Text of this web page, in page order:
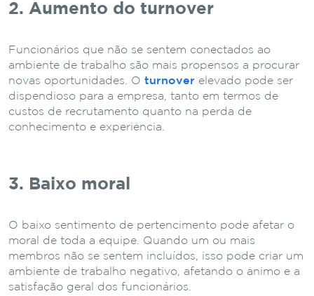
2. Aumento do turnover
Funcionários que não se sentem conectados ao
ambiente de trabalho são mais propensos a procurar
novas oportunidades. O turnover elevado pode ser
dispendioso para a empresa, tanto em termos de
custos de recrutamento quanto na perda de
conhecimento e experiência.
3. Baixo moral
O baixo sentimento de pertencimento pode afetar o
moral de toda a equipe. Quando um ou mais
membros não se sentem incluídos, isso pode criar um
ambiente de trabalho negativo, afetando o ânimo e a
satisfação geral dos funcionários.